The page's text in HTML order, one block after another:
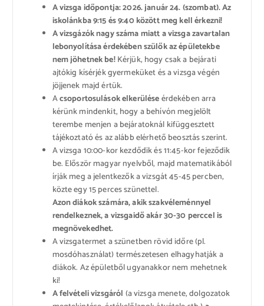
A vizsga időpontja: 2026.január 24. (szombat). Az
iskolánkba9:15 és 9:40 között meg kell érkezni!
A vizsgázók nagy száma miatt a vizsga zavartalan
lebonyolítása érdekében szülők az épületekbe
nem jöhetnek be!Kérjük, hogy csak a bejárati
ajtókig kísérjék gyermeküket és a vizsga végén
jöjjenek majd értük.
Acsoportosulások elkerüléseérdekében arra
kérünk mindenkit, hogy a behívón megjelölt
terembe menjen a bejáratoknál kifüggesztett
tájékoztató és az alább elérhető beosztás szerint.
A vizsga 10:00-kor kezdődik és 11:45-kor fejeződik
be. Először magyar nyelvből, majd matematikából
írják meg a jelentkezők a vizsgát 45-45 percben,
közte egy 15 perces szünettel.
Azon diákok számára, akik szakvéleménnyel
rendelkeznek, a vizsgaidő akár 30-30 perccel is
megnövekedhet.
A vizsgatermet a szünetben rövid időre (pl.
mosdóhasználat) természetesen elhagyhatják a
diákok. Az épületből ugyanakkor nem mehetnek
ki!
A felvételi vizsgáról (a vizsga menete, dolgozatok